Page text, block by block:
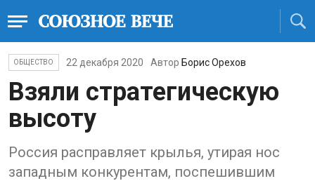
ОБЩЕСТВО 22 декабря 2020 Автор Борис Орехов
Взяли стратегическую
высоту
Россия расправляет крылья, утирая нос
западным конкурентам, поспешившим